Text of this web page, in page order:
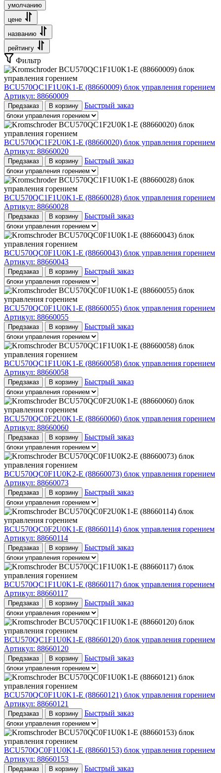
умолчанию
цене
названию
рейтингу
Фильтр
BCU570QC1F1U0K1-E (88660009) блок управления горением
Артикул: 88660009
Предзаказ В корзину Быстрый заказ
BCU570QC1F2U0K1-E (88660020) блок управления горением
Артикул: 88660020
Предзаказ В корзину Быстрый заказ
BCU570QC1F1U0K1-E (88660028) блок управления горением
Артикул: 88660028
Предзаказ В корзину Быстрый заказ
BCU570QC0F1U0K1-E (88660043) блок управления горением
Артикул: 88660043
Предзаказ В корзину Быстрый заказ
BCU570QC0F1U0K1-E (88660055) блок управления горением
Артикул: 88660055
Предзаказ В корзину Быстрый заказ
BCU570QC1F1U0K1-E (88660058) блок управления горением
Артикул: 88660058
Предзаказ В корзину Быстрый заказ
BCU570QC0F2U0K1-E (88660060) блок управления горением
Артикул: 88660060
Предзаказ В корзину Быстрый заказ
BCU570QC0F1U0K2-E (88660073) блок управления горением
Артикул: 88660073
Предзаказ В корзину Быстрый заказ
BCU570QC0F2U0K1-E (88660114) блок управления горением
Артикул: 88660114
Предзаказ В корзину Быстрый заказ
BCU570QC1F1U0K1-E (88660117) блок управления горением
Артикул: 88660117
Предзаказ В корзину Быстрый заказ
BCU570QC1F1U0K1-E (88660120) блок управления горением
Артикул: 88660120
Предзаказ В корзину Быстрый заказ
BCU570QC0F1U0K1-E (88660121) блок управления горением
Артикул: 88660121
Предзаказ В корзину Быстрый заказ
BCU570QC0F1U0K1-E (88660153) блок управления горением
Артикул: 88660153
Предзаказ В корзину Быстрый заказ